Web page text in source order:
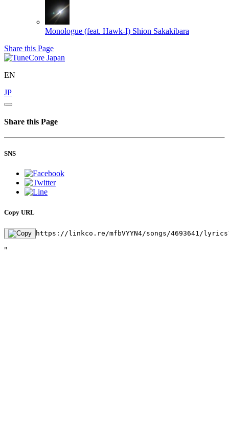
Monologue (feat. Hawk-I) Shion Sakakibara
Share this Page
EN
JP
Share this Page
SNS
Copy URL
https://linkco.re/mfbVYYN4/songs/4693641/
"